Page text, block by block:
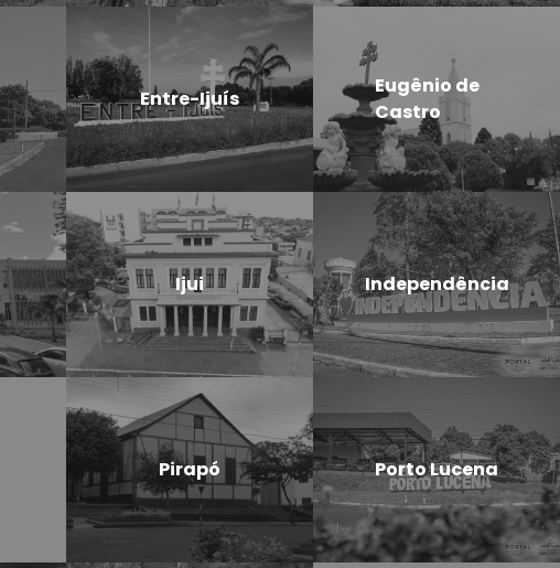
Entre-Ijuís
Eugênio de
Castro
Ijui Independência
Pirapó Porto Lucena